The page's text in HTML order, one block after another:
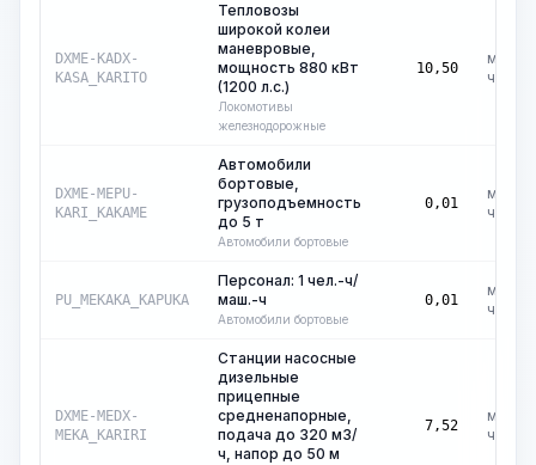
DXME-KADX-
KASA_KARITO
Тепловозы
широкой колеи
маневровые,
мощность 880 кВт
(1200 л.с.)
Локомотивы
железнодорожные
10,50
маш.-
ч
DXME-MEPU-
KARI_KAKAME
Автомобили
бортовые,
грузоподъемность
до 5 т
Автомобили бортовые
0,01
маш.-
ч
PU_MEKAKA_KAPUKA
Персонал: 1 чел.-ч/
маш.-ч
Автомобили бортовые
0,01
маш.-
ч
DXME-MEDX-
MEKA_KARIRI
Станции насосные
дизельные
прицепные
средненапорные,
подача до 320 м3/
ч, напор до 50 м
7,52
маш.-
ч